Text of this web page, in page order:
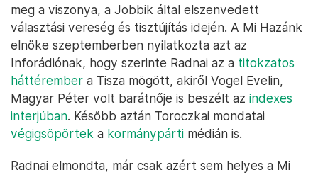
meg a viszonya, a Jobbik által elszenvedett
választási vereség és tisztújítás idején. A Mi Hazánk
elnöke szeptemberben nyilatkozta azt az
Inforádiónak, hogy szerinte Radnai az a titokzatos
háttérember a Tisza mögött, akiről Vogel Evelin,
Magyar Péter volt barátnője is beszélt az indexes
interjúban. Később aztán Toroczkai mondatai
végigsöpörtek a kormánypárti médián is.
Radnai elmondta, már csak azért sem helyes a Mi